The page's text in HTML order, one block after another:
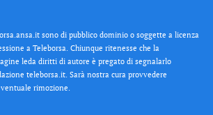
sono di pubblico dominio o soggette a licenza
a Teleborsa. Chiunque ritenesse che la
leda diritti di autore è pregato di segnalarlo
teleborsa.it. Sarà nostra cura provvedere
rimozione.